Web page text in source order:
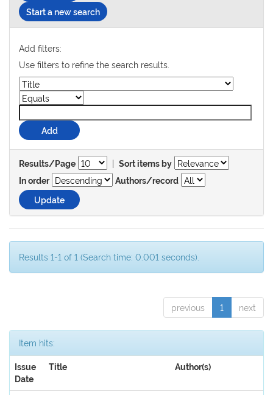
Start a new search
Add filters:
Use filters to refine the search results.
Results/Page | Sort items by
In order
Authors/record
Results 1-1 of 1 (Search time: 0.001 seconds).
previous 1 next
Item hits:
Issue
Date
Title Author(s)